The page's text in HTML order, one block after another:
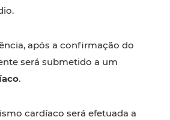
após a confirmação do
será submetido a um
.
cardíaco será efetuada a